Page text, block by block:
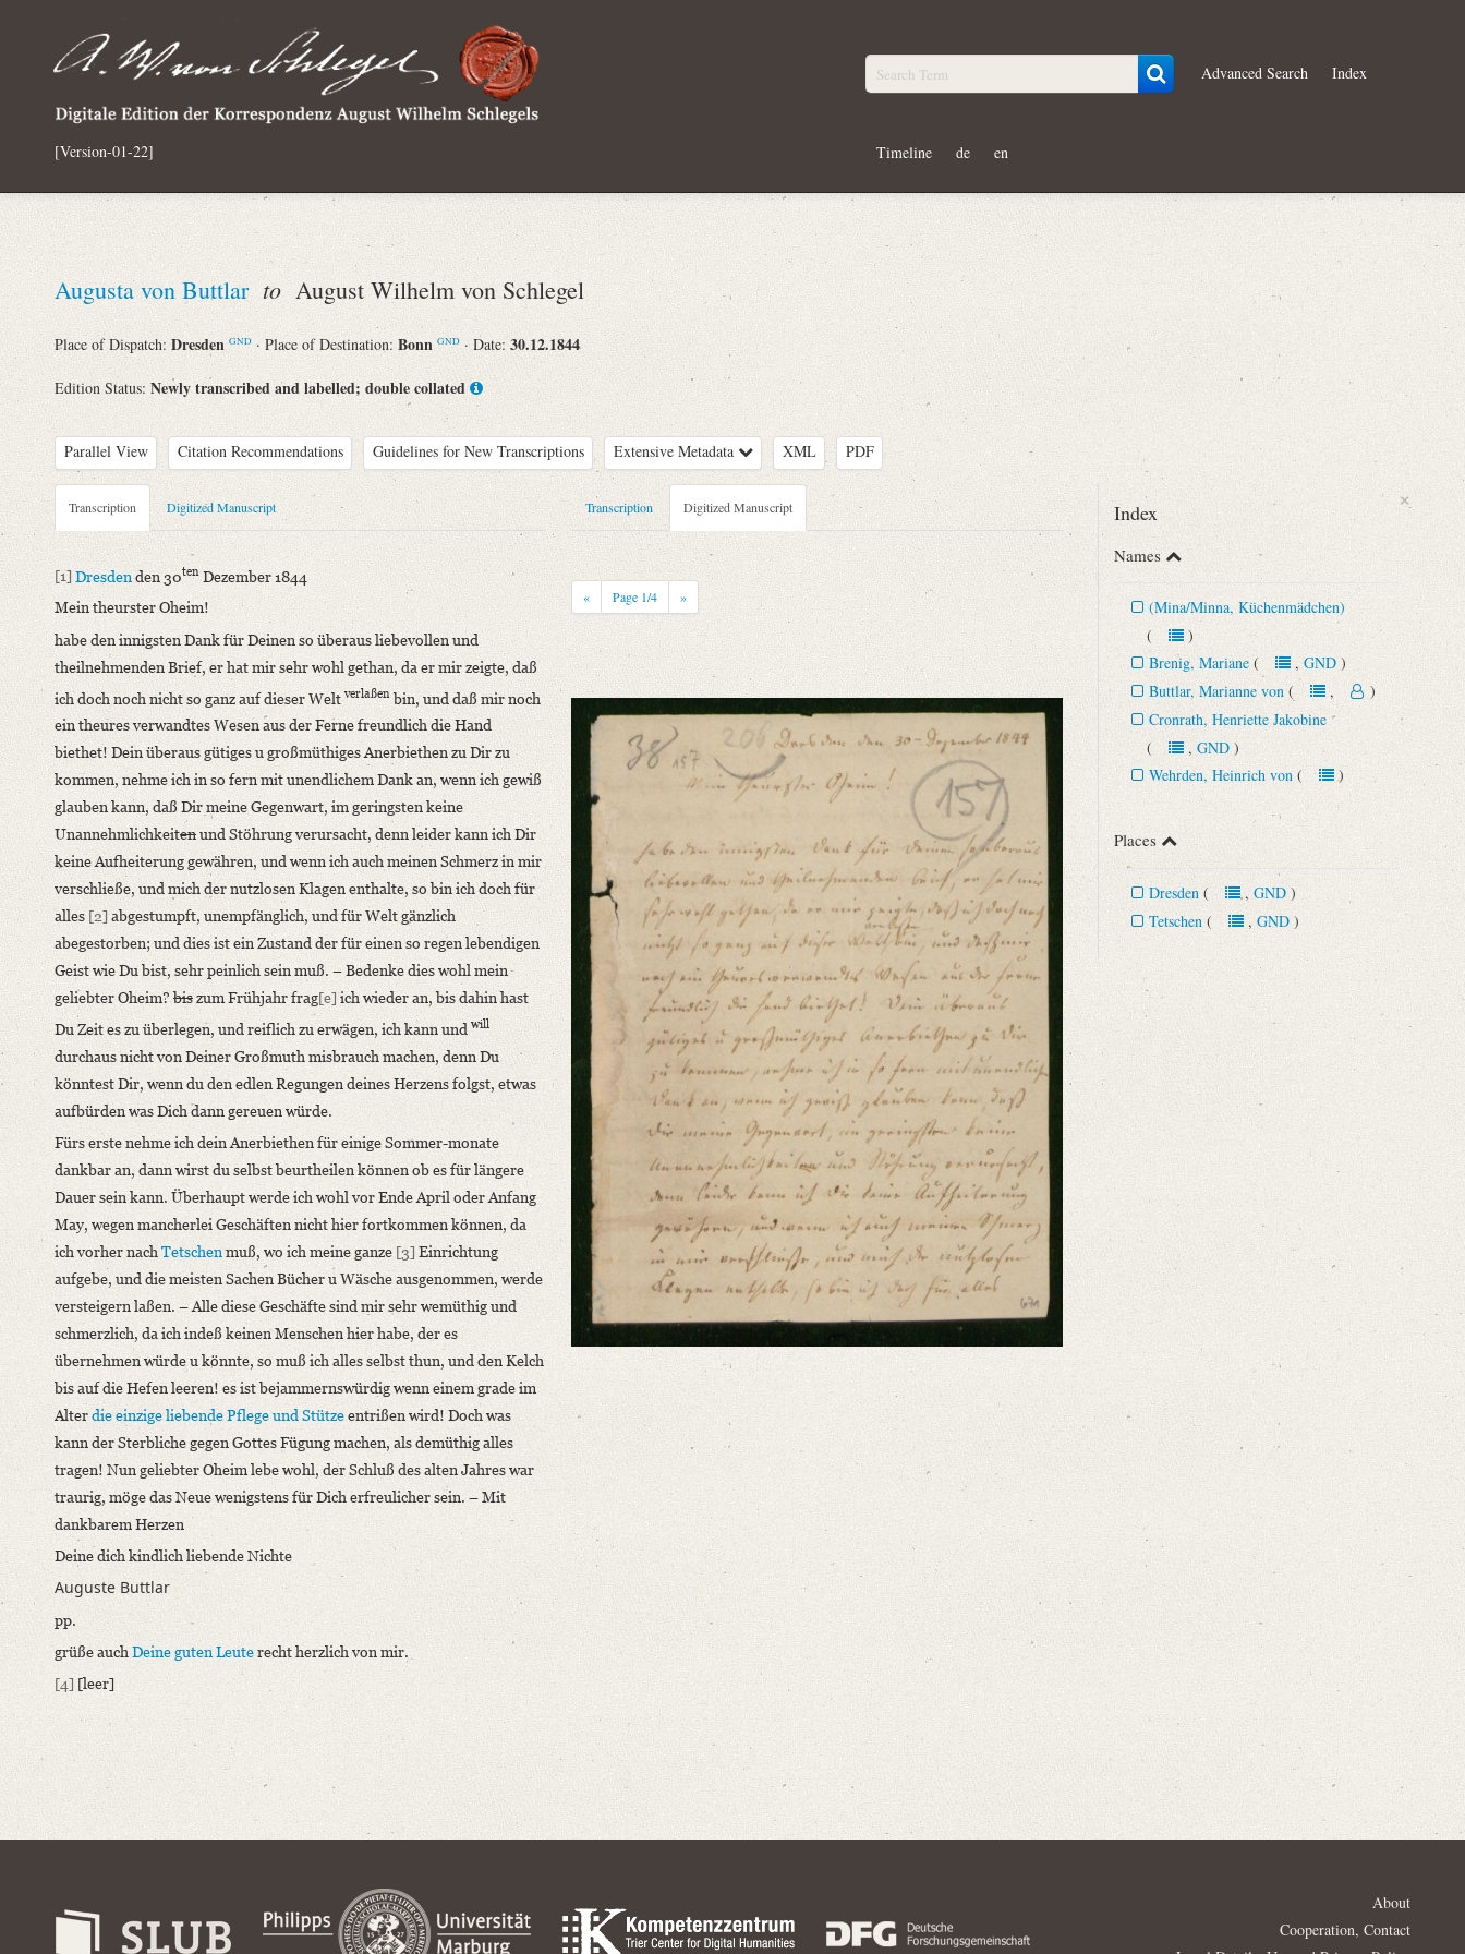
[Version-01-22]
Advanced Search Index
Timeline de en
Augusta von Buttlar to August Wilhelm von Schlegel
Place of Dispatch: Dresden GND · Place of Destination: Bonn GND · Date: 30.12.1844
Edition Status: Newly transcribed and labelled; double collated
Parallel View Citation Recommendations Guidelines for New Transcriptions Extensive Metadata XML PDF
Metadata Concerning Header
Sender: Augusta von Buttlar
Recipient: August Wilhelm von Schlegel
Place of Dispatch: Dresden
GND
Place of Destination: Bonn
Date: 30.12.1844
Notations: Empfangsort erschlossen.
Manuscript
Provider: Dresden, Sächsische Landesbibliothek - Staats- und Universitätsbibliothek
OAI Id: DE-611-38972
Classification Number: Mscr.Dresd.e.90,XIX,Bd.3,Nr.157
Number of Pages: 3 S., hs. m. U.
Format: 13,5 x 10,1 cm
Incipit: „[1] Dresden den 30ten Dezember 1844
Mein theurster Oheim!
habe den innigsten Dank für Deinen so überaus liebevollen und theilnehmenden Brief, er [...]“
Language
German
Bamberg, Claudia
Varwig, Olivia
Transcription Digitized Manuscript
[1] Dresden den 30ten Dezember 1844
Mein theurster Oheim!
habe den innigsten Dank für Deinen so überaus liebevollen und
theilnehmenden Brief, er hat mir sehr wohl gethan, da er mir zeigte, daß
ich doch noch nicht so ganz auf dieser Weltverlaßen bin, und daß mir noch
ein theures verwandtes Wesen aus der Ferne freundlich die Hand
biethet! Dein überaus gütiges u großmüthiges Anerbiethen zu Dir zu
kommen, nehme ich in so fern mit unendlichem Dank an, wenn ich gewiß
glauben kann, daß Dir meine Gegenwart, im geringsten keine
Unannehmlichkeitenund Stöhrung verursacht, denn leider kann ich Dir
keine Aufheiterung gewähren, und wenn ich auch meinen Schmerz in mir
verschließe, und mich der nutzlosen Klagen enthalte, so bin ich doch für
alles [2]abgestumpft, unempfänglich, und für Welt gänzlich
abegestorben; und dies ist ein Zustand der für einen so regen lebendigen
Geist wie Du bist, sehr peinlich sein muß. – Bedenke dies wohl mein
geliebter Oheim?biszum Frühjahr frag[e] ich wieder an, bis dahin hast
Du Zeit es zu überlegen, und reiflich zu erwägen, ich kann und will
durchaus nicht von Deiner Großmuth misbrauch machen, denn Du
könntest Dir, wenn du den edlen Regungen deines Herzens folgst, etwas
aufbürden was Dich dann gereuen würde.
Fürs erste nehme ich dein Anerbiethen für einige Sommer-monate
dankbar an, dann wirst du selbst beurtheilen können ob es für längere
Dauer sein kann. Überhaupt werde ich wohl vor Ende April oder Anfang
May, wegen mancherlei Geschäften nicht hier fortkommen können, da
ich vorher nach Tetschenmuß, wo ich meine ganze [3] Einrichtung
aufgebe, und die meisten Sachen Bücher u Wäsche ausgenommen, werde
versteigern laßen. – Alle diese Geschäfte sind mir sehr wemüthig und
schmerzlich, da ich indeß keinen Menschen hier habe, der es
übernehmen würde u könnte, so muß ich alles selbst thun, und den Kelch
bis auf die Hefen leeren! es ist bejammernswürdig wenn einem grade im
Alterdie einzige liebende Pflege und Stützeentrißen wird! Doch was
kann der Sterbliche gegen Gottes Fügung machen, als demüthig alles
tragen! Nun geliebter Oheim lebe wohl, der Schluß des alten Jahres war
traurig, möge das Neue wenigstens für Dich erfreulicher sein. – Mit
dankbarem Herzen
Deine dich kindlich liebende Nichte
Auguste Buttlar
pp.
grüße auch Deine guten Leuterecht herzlich von mir.
[4] [leer]
Transcription Digitized Manuscript
« Page 1/4 »
×
Index
Names
(Mina/Minna, Küchenmädchen)
()
Brenig, Mariane (, GND)
Buttlar, Marianne von (, )
Cronrath, Henriette Jakobine
(, GND)
Wehrden, Heinrich von ()
Places
Dresden (, GND)
Tetschen (, GND)
About
Cooperation, Contact